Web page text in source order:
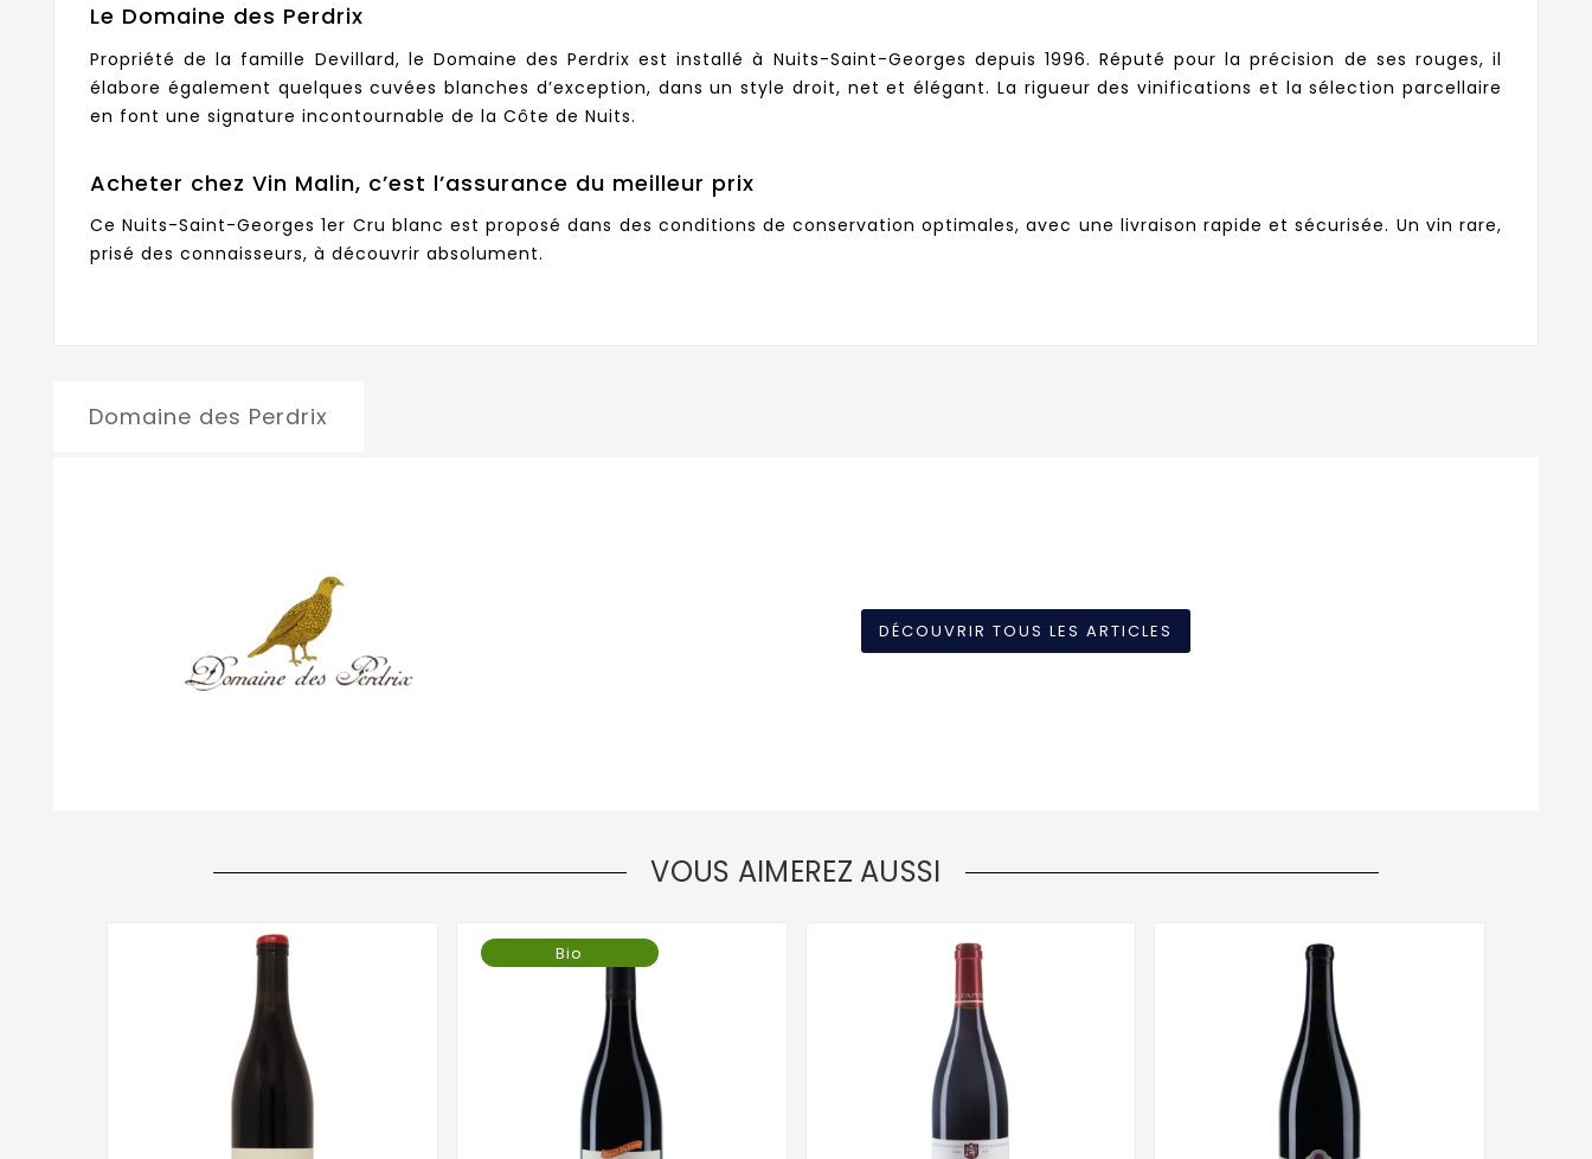
Le Domaine des Perdrix
Propriété de la famille Devillard, le Domaine des Perdrix est installé à Nuits-Saint-Georges depuis 1996. Réputé pour la précision de ses rouges, il
élabore également quelques cuvées blanches d’exception, dans un style droit, net et élégant. La rigueur des vinifications et la sélection parcellaire
en font une signature incontournable de la Côte de Nuits.
Acheter chez Vin Malin, c’est l’assurance du meilleur prix
Ce Nuits-Saint-Georges 1er Cru blanc est proposé dans des conditions de conservation optimales, avec une livraison rapide et sécurisée. Un vin rare,
prisé des connaisseurs, à découvrir absolument.
Domaine des Perdrix
DÉCOUVRIR TOUS LES ARTICLES
VOUS AIMEREZ AUSSI
Bio